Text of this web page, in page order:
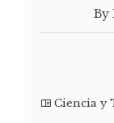
By
Ciencia y